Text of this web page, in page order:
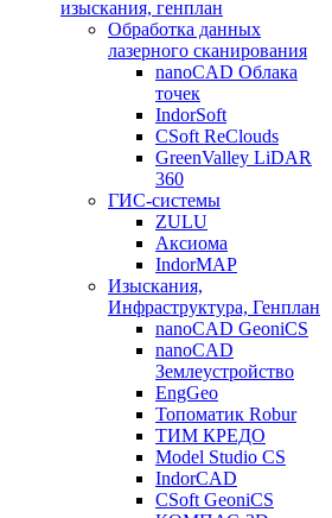
изыскания, генплан
Обработка данных
лазерного сканирования
nanoCAD Облака
точек
IndorSoft
CSoft ReClouds
GreenValley LiDAR
360
ГИС-системы
ZULU
Аксиома
IndorMAP
Изыскания,
Инфраструктура, Генплан
nanoCAD GeoniCS
nanoCAD
Землеустройство
EngGeo
Топоматик Robur
ТИМ КРЕДО
Model Studio CS
IndorCAD
CSoft GeoniCS